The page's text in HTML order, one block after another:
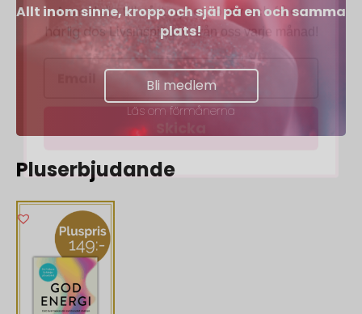
Allt inom sinne, kropp och själ på en och samma
plats!
Bli medlem
Läs om förmånerna
Pluserbjudande
härlig dosLivsinspiration från oss varje månad!
Skicka